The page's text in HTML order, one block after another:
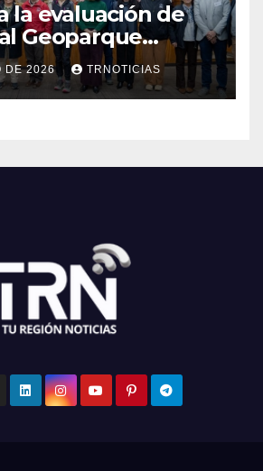
la evaluación de
Geoparque
Pillanmapu en el
DE 2026 TRNOTICIAS